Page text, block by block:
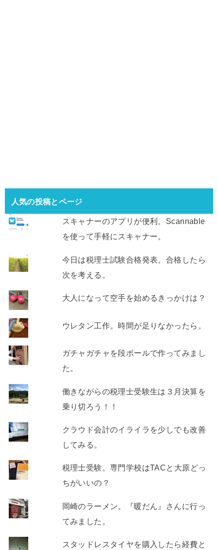
人気の投稿とページ
スキャナーのアプリが便利。Scannable
を使って手軽にスキャナー。
今日は税理士試験合格発表。合格したら
次を考える。
大人になって空手を始めるきっかけは？
ウレタン工作。時間が足りなかったら。
ガチャガチャを段ボールで作ってみまし
た。
働きながらの税理士受験生は３月決算を
乗り切ろう！！
クラウド会計のイライラを少しでも改善
してみる。
税理士受験。専門学校はTACと大原どっ
ちがいいの？
岡崎のラーメン。『暖だん』さんに行っ
てみました。
スタッドレスタイヤを購入したら経費と